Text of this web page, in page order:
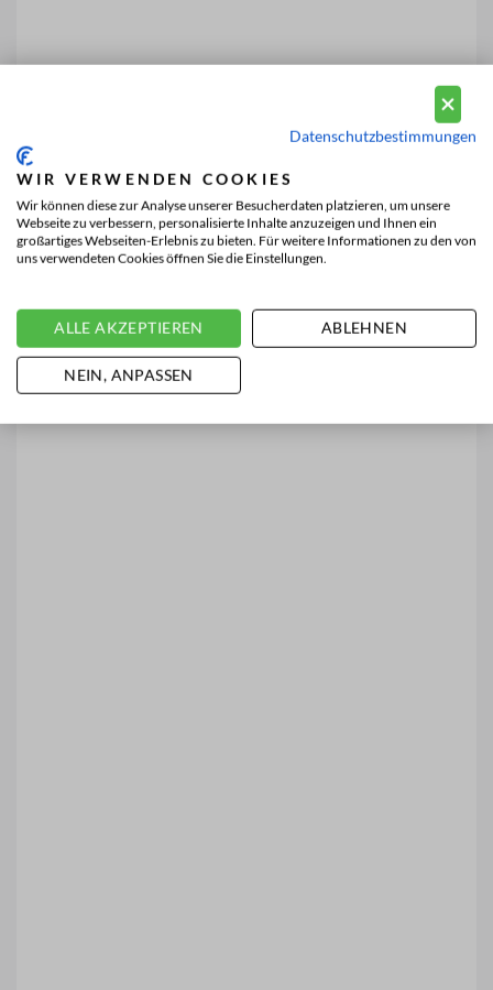
Datenschutzbestimmungen
WIR VERWENDEN COOKIES
Wir können diese zur Analyse unserer Besucherdaten platzieren, um unsere
Webseite zu verbessern, personalisierte Inhalte anzuzeigen und Ihnen ein
großartiges Webseiten-Erlebnis zu bieten. Für weitere Informationen zu den von
uns verwendeten Cookies öffnen Sie die Einstellungen.
ALLE AKZEPTIEREN ABLEHNEN
NEIN, ANPASSEN